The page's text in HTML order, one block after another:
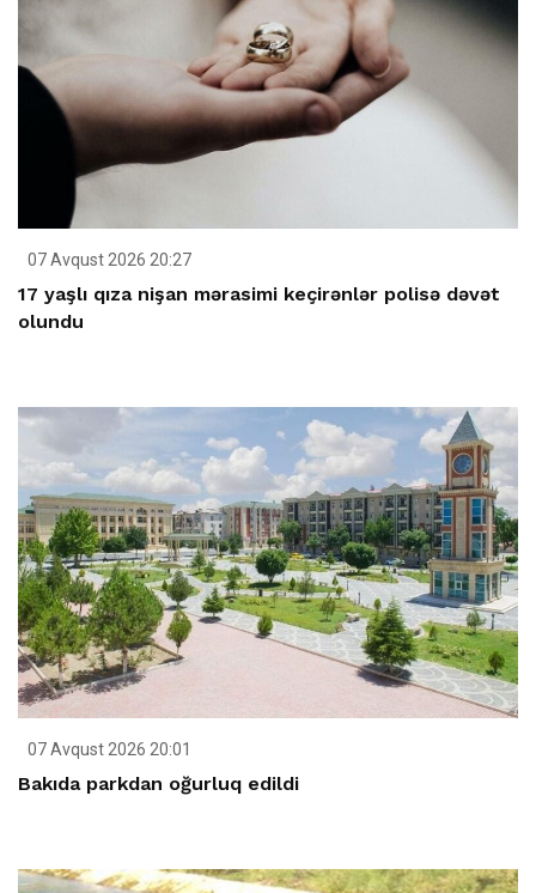
07 Avqust 2026 20:27
17 yaşlı qıza nişan mərasimi keçirənlər polisə dəvət
olundu
07 Avqust 2026 20:01
Bakıda parkdan oğurluq edildi